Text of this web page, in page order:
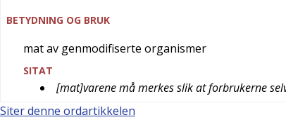
BETYDNING OG BRUK
mat av genmodifiserte organismer
SITAT
[mat]varene må merkes slik at forbrukerne
Siter denne ordartikkelen